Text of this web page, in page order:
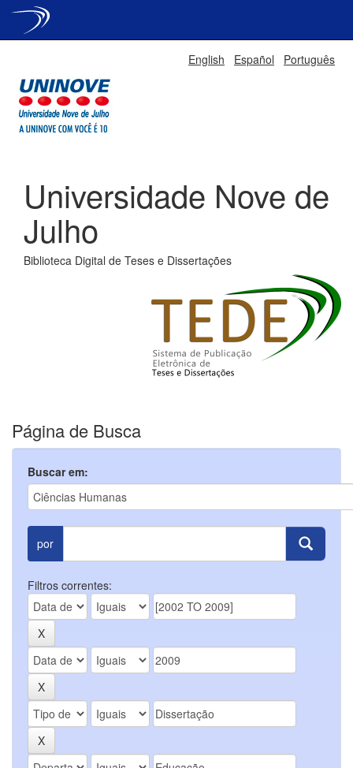
English Español Português
Universidade Nove de
Julho
Biblioteca Digital de Teses e Dissertações
Página de Busca
Buscar em:
por
Filtros correntes: